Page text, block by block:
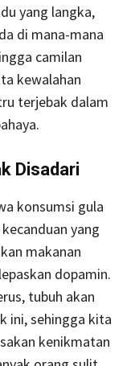
yang langka,
di mana-mana
camilan
kewalahan
terjebak dalam
Disadari
konsumsi gula
yang
makanan
dopamin.
tubuh akan
ini, sehingga kita
kenikmatan